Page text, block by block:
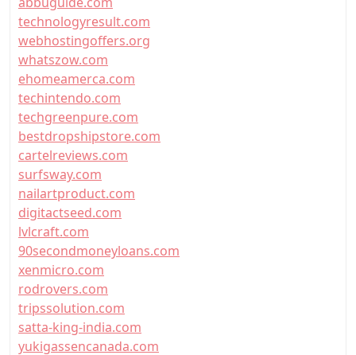
technologyresult.com
webhostingoffers.org
whatszow.com
ehomeamerca.com
techintendo.com
techgreenpure.com
bestdropshipstore.com
cartelreviews.com
surfsway.com
nailartproduct.com
digitactseed.com
lvlcraft.com
90secondmoneyloans.com
xenmicro.com
rodrovers.com
tripssolution.com
satta-king-india.com
yukigassencanada.com